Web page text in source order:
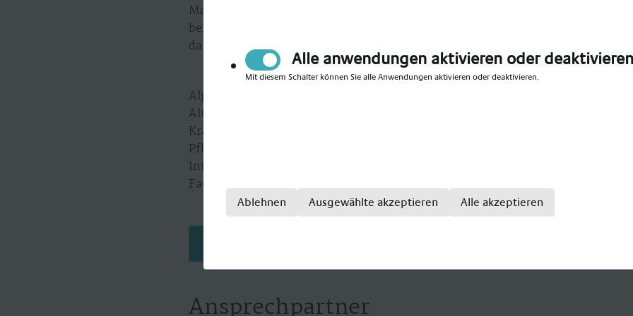
Mail, telefonisch oder besuche unsere Niederlassung in deiner Nähe und lass
beraten. Postalisch eingesendete Unterlagen werden nicht zurückgeschickt,
datenschutzgerecht vernichtet. Konditionen werden individuell und
Alpha-Med gilt als Spezialanbieter im medizinischen Bereich, mit einem
Alten- und Krankenpflege. Wir bieten Teil- und Vollzeitstellen für:
Krankenpfleger, Krankenpfleger, Altenpfleger, Hebammen, Pflegefachkraft,
Pflegefachkraft, Krankenpflegefachkraft, Pflegefachfrau, Pflegefachmann,
Intensivpfleger, Intensivpflege, Krankenhaus Intensivfachkraft,
Fachkrankenpfleger.
Ansprechpartner
Alle anwendungen aktivieren oder deaktivieren
Mit diesem Schalter können Sie alle Anwendungen aktivieren oder deaktivieren.
Ablehnen Ausgewählte akzeptieren Alle akzeptieren